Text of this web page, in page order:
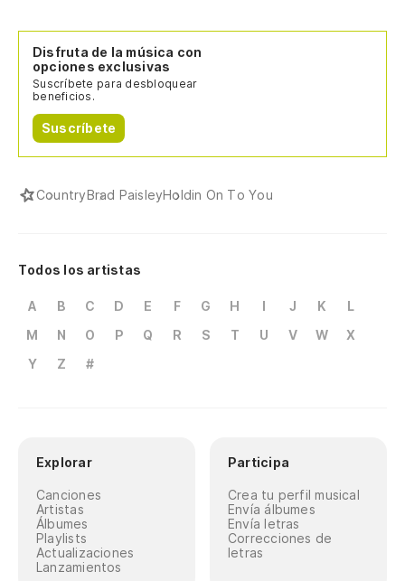
Disfruta de la música con
opciones exclusivas
Suscríbete para desbloquear
beneficios.
Suscríbete
CountryBrad PaisleyHoldin On To You
Todos los artistas
A B C D E F G H I J K
L
M
N O P Q R S T U V W
X
Y
Z #
Explorar
Canciones
Artistas
Álbumes
Playlists
Actualizaciones
Lanzamientos
Participa
Crea tu perfil musical
Envía álbumes
Envía letras
Correcciones de
letras